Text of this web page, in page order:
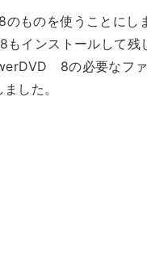
ものを使うことにし
インストールして残
8の必要なフ
した。